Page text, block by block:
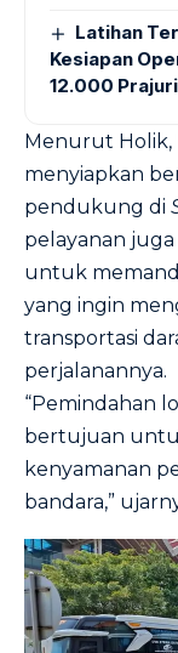
Latihan
Kesiapan
12.000
Menurut Holik,
menyiapkan
pendukung di
pelayanan
untuk
yang ingin
transportasi
perjalanannya.
“Pemindahan
bertujuan
kenyamanan
bandara,”